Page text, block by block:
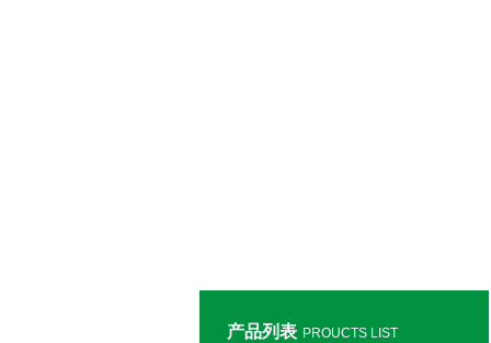
产品列表 PROUCTS LIST